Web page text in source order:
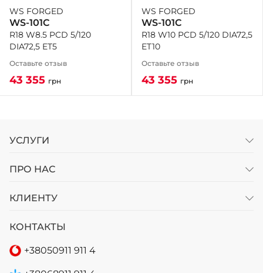
WS FORGED
WS-101C
R18 W8.5 PCD 5/120
DIA72,5 ET5
Оставьте отзыв
43 355 грн
WS FORGED
WS-101C
R18 W10 PCD 5/120 DIA72,5
ET10
Оставьте отзыв
43 355 грн
УСЛУГИ
ПРО НАС
КЛИЕНТУ
КОНТАКТЫ
+38050911 911 4